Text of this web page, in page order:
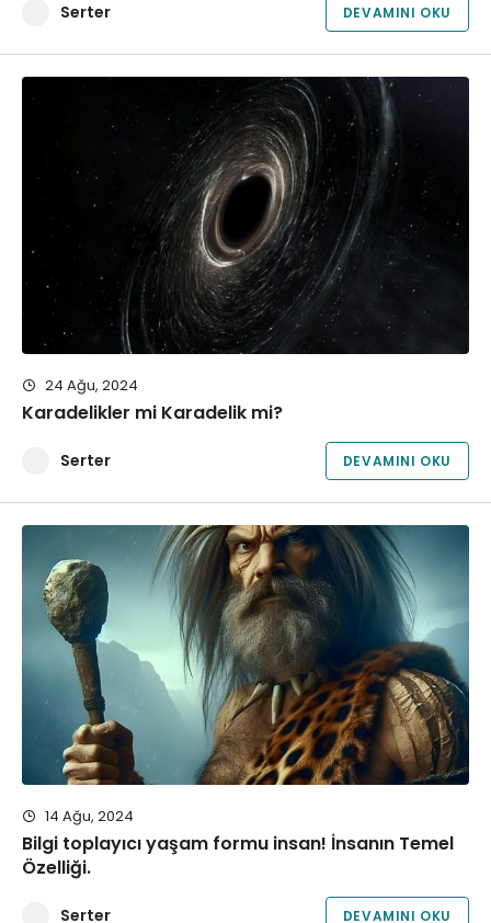
Serter DEVAMINI OKU
24 Ağu, 2024
Karadelikler mi Karadelik mi?
Serter DEVAMINI OKU
14 Ağu, 2024
Bilgi toplayıcı yaşam formu insan! İnsanın Temel
Özelliği.
Serter DEVAMINI OKU